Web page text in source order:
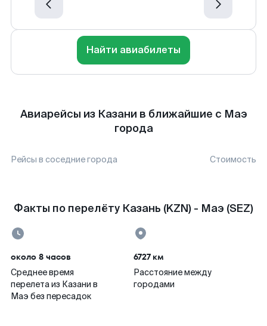
Найти авиабилеты
Авиарейсы из Казани в ближайшие с Маэ
города
Рейсы в соседние города Стоимость
Факты по перелёту Казань (KZN) - Маэ (SEZ)
около 8 часов
Среднее время
перелета из Казани в
Маэ без пересадок
6727 км
Расстояние между
городами